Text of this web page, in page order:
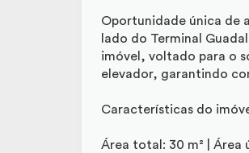
Oportunidade única de
lado do Terminal
imóvel, voltado para o
elevador, garantindo
Características do
Área total: 30 m² | Área